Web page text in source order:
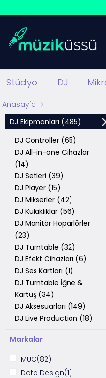
Stüdyo DJ
Anasayfa
DJ Ekipmanları (485)
DJ Controller (65)
DJ All-in-one Cihazlar
(14)
DJ Setleri (39)
DJ Player (15)
DJ Mikserler (42)
DJ Kulaklıklar (56)
DJ Monitör Hoparlörler
(23)
DJ Turntable (32)
DJ Efekt Cihazları (6)
DJ Ses Kartları (1)
DJ Turntable İğne &
Kartuş (34)
DJ Aksesuarları (149)
DJ Live Production (18)
Markalar
MUG(82)
Doto Design(1)